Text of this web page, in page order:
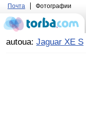
Почта Фотографии
autoua: Jaguar XE S